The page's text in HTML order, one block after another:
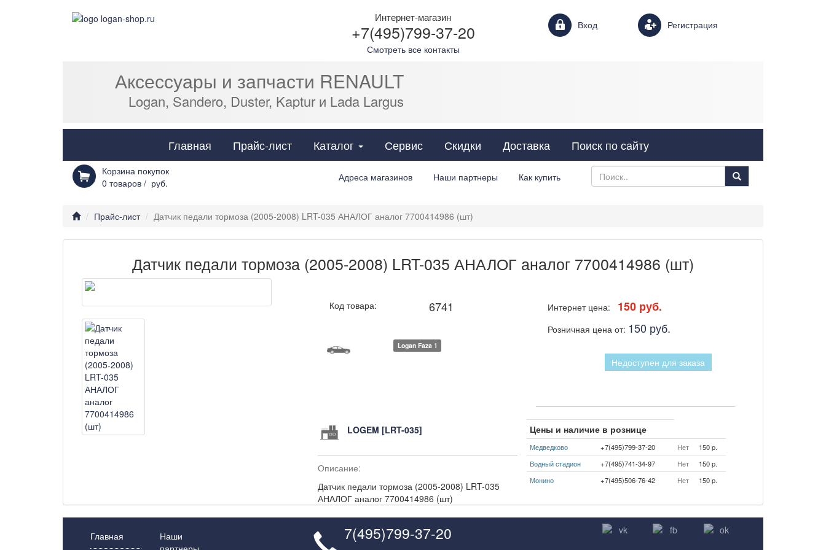
Интернет-магазин
+7(495)799-37-20
Смотреть все контакты
Вход Login form Регистрация
Аксессуары и запчасти RENAULT
Logan, Sandero, Duster, Kaptur и Lada Largus
Главная Прайс-лист Каталог Cats Сервис Скидки Доставка Поиск по сайту
Корзина покупок
0 товаров / руб. Адреса магазинов Наши партнеры Как купить
Прайс-лист Датчик педали тормоза (2005-2008) LRT-035 АНАЛОГ аналог 7700414986 (шт)
Датчик педали тормоза (2005-2008) LRT-035 АНАЛОГ аналог 7700414986 (шт)
Код товара: 6741
Logan Faza 1
Интернет цена: 150 руб.
Розничная цена от: 150 руб.
Недоступен для заказа
LOGEM [LRT-035]
Описание:
Датчик педали тормоза (2005-2008) LRT-035
АНАЛОГ аналог 7700414986 (шт)
Цены и наличие в рознице
Медведково +7(495)799-37-20 Нет
150 p.
Водный стадион
+7(495)741-34-97 Нет
150 p.
Монино
+7(495)506-76-42 Нет 150 p.
Главная
Наши
7(495)799-37-20